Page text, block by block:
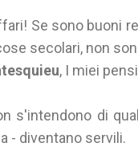
Se sono buoni
secolari, non
, I miei
s'intendono di
- diventano servili.